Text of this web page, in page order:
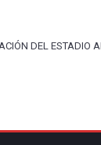
DEL ESTADIO